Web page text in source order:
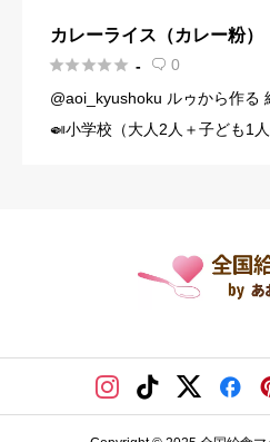
カレーライス（カレー粉）
 -  0
@aoi_kyushoku ルゥから作る
🍛小学校（大人2人＋子ども1